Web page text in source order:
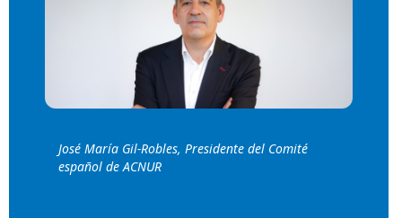
José María Gil-Robles, Presidente del Comité
español de ACNUR